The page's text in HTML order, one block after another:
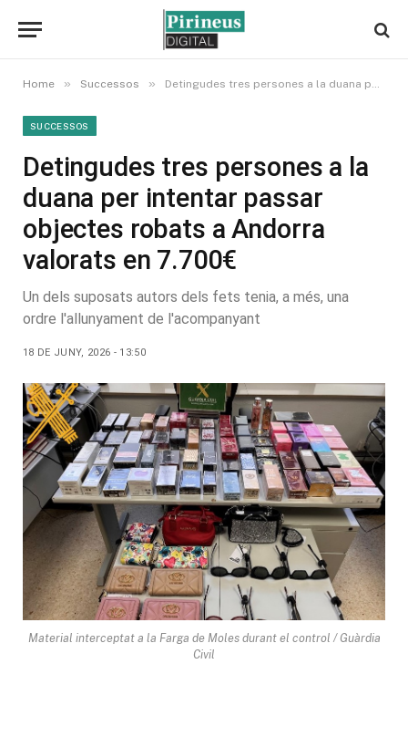
Home » Successos » Detingudes tres persones a la duana per intentar passar objectes robats a Andorra valorats en 7.700€
SUCCESSOS
Detingudes tres persones a la
duana per intentar passar
objectes robats a Andorra
valorats en 7.700€
Un dels suposats autors dels fets tenia, a més, una
ordre l'allunyament de l'acompanyant
18 DE JUNY, 2026 - 13:50
Material interceptat a la Farga de Moles durant el control / Guàrdia
Civil